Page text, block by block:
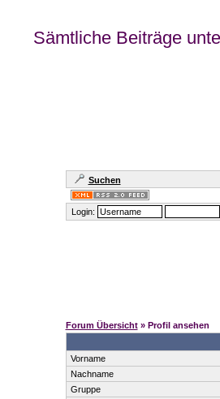
Sämtliche Beiträge
Suchen
Login:
Forum Übersicht» Profil ansehen
Vorname
Nachname
Gruppe